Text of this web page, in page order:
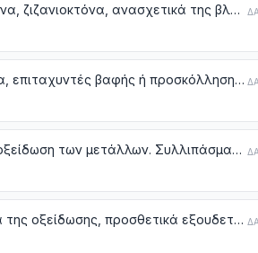
Εντομοκτόνα, ποντικοφάρμακα, μυκητοκτόνα, ζιζανιοκτόνα, ανασχετικά της βλάστησης και ρυθμιστικά της ανάπτυξης των φυτών, απολυμαντικά και παρόμοια προϊόντα που παρουσιάζονται σε μορφές ή συσκευασίες για τη λιανική πώληση ή ως παρασκευάσματα ή με μορφή ειδών, όπως ταινίες, φιτίλια, θειαφοκέρια και μυγοκτόνο χαρτί
Προϊόντα για το κολλάρισμα ή το τελείωμα, επιταχυντές βαφής ή προσκόλλησης χρωστικών υλών και άλλα προϊόντα και παρασκευάσματα (π.χ. είδη για κολλάρισμα παρασκευασμένα και παρασκευάσματα σταθεροποιητικά της βαφής), των τύπων που χρησιμοποιούνται στην κλωστοϋφαντουργία, στη βιομηχανία του χαρτιού, στη βιομηχανία του δέρματος ή σε παρόμοιες βιομηχανίες, που δεν κατονομάζονται ούτε περιλαμβάνονται αλλού
Παρασκευάσματα για την επιφανειακή αποξείδωση των μετάλλων. Συλλιπάσματα για συγκολλήσεις ή συνενώσεις και άλλα βοηθητικά παρασκευάσματα για τη συγκόλληση ή τη συνένωση των μετάλλων. Πολτοί και σκόνες για συγκολλήσεις ή συνενώσεις, που αποτελούνται από μέταλλο και άλλα προϊόντα. Παρασκευάσματα των τύπων που χρησιμοποιούνται για την επένδυση ή το παραγέμισμα των ηλεκτροδίων ή των μικρών ράβδων συγκόλλησης
Αντικροτικά παρασκευάσματα, ανασχετικά της οξείδωσης, προσθετικά εξουδετέρωσης καταλοίπων, βελτιωτικά του ιξώδους των λιπαντικών λαδιών, προσθετικά κατά της διάβρωσης και άλλα παρασκευασμένα προσθετικά, για ορυκτά λάδια (στα οποία περιλαμβάνεται και η βενζίνη) ή για άλλα υγρά που χρησιμοποιούνται για τους ίδιους σκοπούς με τα ορυκτά λάδια